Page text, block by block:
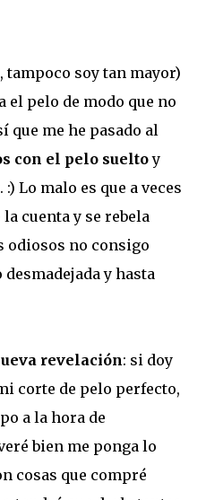
tampoco soy tan mayor)
el pelo de modo que no
que me he pasado al
con el pelo sueltoy
Lo malo es que a veces
cuenta y se rebela
odiosos no consigo
y hasta
revelación: si doy
corte de pelo perfecto,
a la hora de
bien me ponga lo
cosas que compré